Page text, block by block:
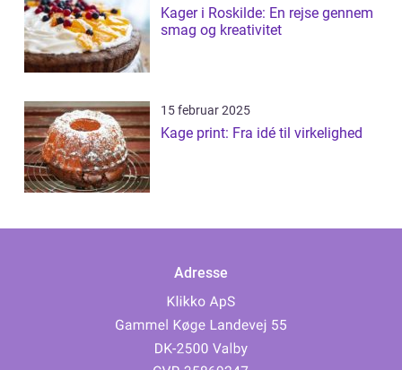
Kager i Roskilde: En rejse gennem
smag og kreativitet
15 februar 2025
Kage print: Fra idé til virkelighed
Adresse